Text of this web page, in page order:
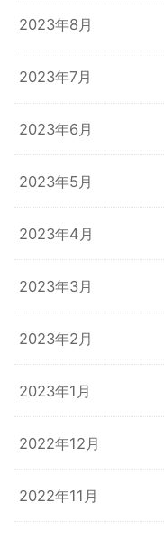
2023年8月
2023年7月
2023年6月
2023年5月
2023年4月
2023年3月
2023年2月
2023年1月
2022年12月
2022年11月